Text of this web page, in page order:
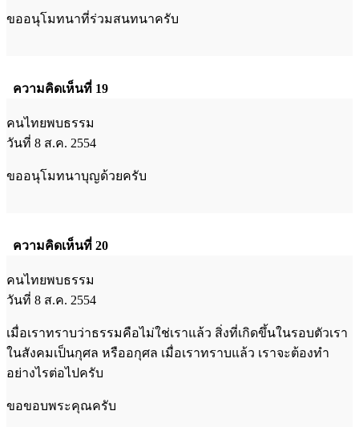
ขออนุโมทนาที่ร่วมสนทนาครับ
ความคิดเห็นที่ 19
คนไทยพบธรรม
วันที่ 8 ส.ค. 2554
ขออนุโมทนาบุญด้วยครับ
ความคิดเห็นที่ 20
คนไทยพบธรรม
วันที่ 8 ส.ค. 2554
เมื่อเราทราบว่าธรรมคือไม่ใช่เราแล้ว สิ่งที่เกิดขึ้นในรอบตัวเรา
ในสังคมเป็นกุศล หรืออกุศล เมื่อเราทราบแล้ว เราจะต้องทำ
อย่างไรต่อไปครับ
ขอขอบพระคุณครับ